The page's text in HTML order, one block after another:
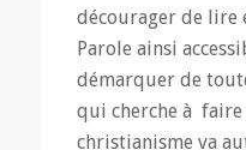
décourager de lire
Parole ainsi
démarquer de
qui cherche à
christianisme va